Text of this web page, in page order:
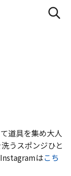
道具を集め大人
うスポンジひと
はこち